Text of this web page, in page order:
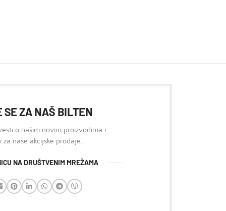
SE ZA NAŠ BILTEN
o našim novim proizvodima i
naše akcijske prodaje.
NA DRUŠTVENIM MREŽAMA